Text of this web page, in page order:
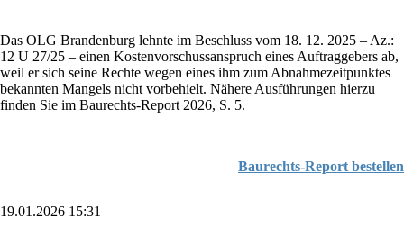
Das OLG Brandenburg lehnte im Beschluss vom 18. 12. 2025 – Az.:
12 U 27/25 – einen Kostenvorschussanspruch eines Auftraggebers ab,
weil er sich seine Rechte wegen eines ihm zum Abnahmezeitpunktes
bekannten Mangels nicht vorbehielt. Nähere Ausführungen hierzu
finden Sie im Baurechts-Report 2026, S. 5.
Baurechts-Report bestellen
19.01.2026 15:31